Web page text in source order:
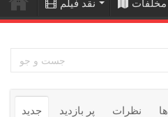
نقد فیلم مخلفات
جدید پر بازدید نظرات